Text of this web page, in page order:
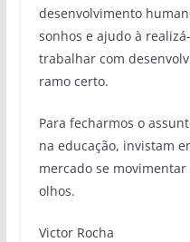
desenvolvimento
sonhos e ajudo à
trabalhar com
ramo certo.
Para fecharmos o
na educação, invistam
mercado se
olhos.
Victor Rocha